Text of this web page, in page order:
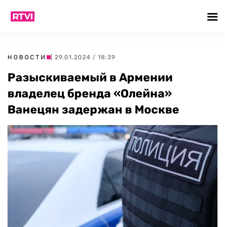
НОВОСТИ | 29.01.2024 / 18:39
Разыскиваемый в Армении
владелец бренда «Олейна»
Ванецян задержан в Москве